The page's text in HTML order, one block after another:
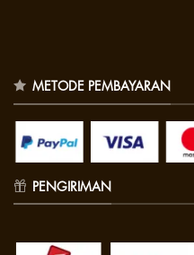
METODE PEMBAYARAN
PENGIRIMAN